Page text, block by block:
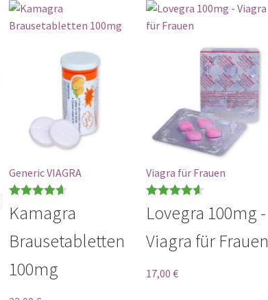
Generic VIAGRA
Bewertet
von 5
Kamagra
Brausetabletten
100mg
Viagra für Frauen
Bewertet
4.57
von 5
Lovegra 100mg -
Viagra für Frauen
17,00€